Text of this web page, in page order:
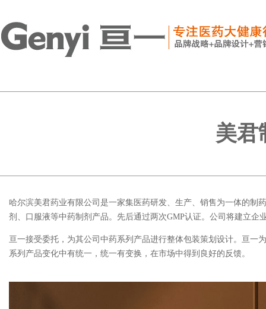
美君
哈尔滨美君药业有限公司是一家集医药研发、生产、销售为一体的制
剂、口服液等中药制剂产品。先后通过两次GMP认证。公司将建立
亘一接受委托，为其公司中药系列产品进行整体包装策划设计。亘
系列产品变化中有统一，统一有变换，在市场中得到良好的反馈。